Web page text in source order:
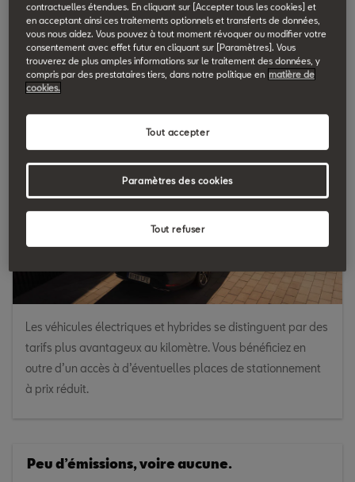
Vos avantages en un coup
d'œil.
Les véhicules électriques et hybrides se distinguent par des
tarifs plus avantageux au kilomètre. Vous bénéficiez en
outre d’un accès à d’éventuelles places de stationnement
à prix réduit.
Peu d’émissions, voire aucune.
contractuelles étendues. En cliquant sur [Accepter tous les cookies] et
en acceptant ainsi ces traitements optionnels et transferts de données,
vous nous aidez. Vous pouvez à tout moment révoquer ou modifier votre
consentement avec effet futur en cliquant sur [Paramètres]. Vous
trouverez de plus amples informations sur le traitement des données, y
compris par des prestataires tiers, dans notre politique en matière de
cookies.
Tout refuser
Tout accepter
Paramètres des cookies